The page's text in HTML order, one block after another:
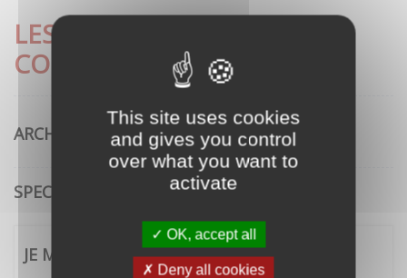
This site uses cookies
and gives you control
over what you want to
activate
OK, accept all
Deny all cookies
LES DÉMARCHES LES PLUS
CONSULTÉES
ARCHITECTURE
SPECTACLE VIVANT
JE ME CONNECTE